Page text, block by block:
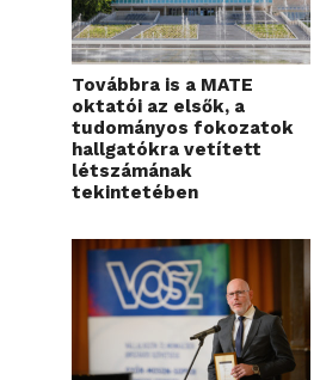
Továbbra is a MATE
oktatói az elsők, a
tudományos fokozatok
hallgatókra vetített
létszámának
tekintetében